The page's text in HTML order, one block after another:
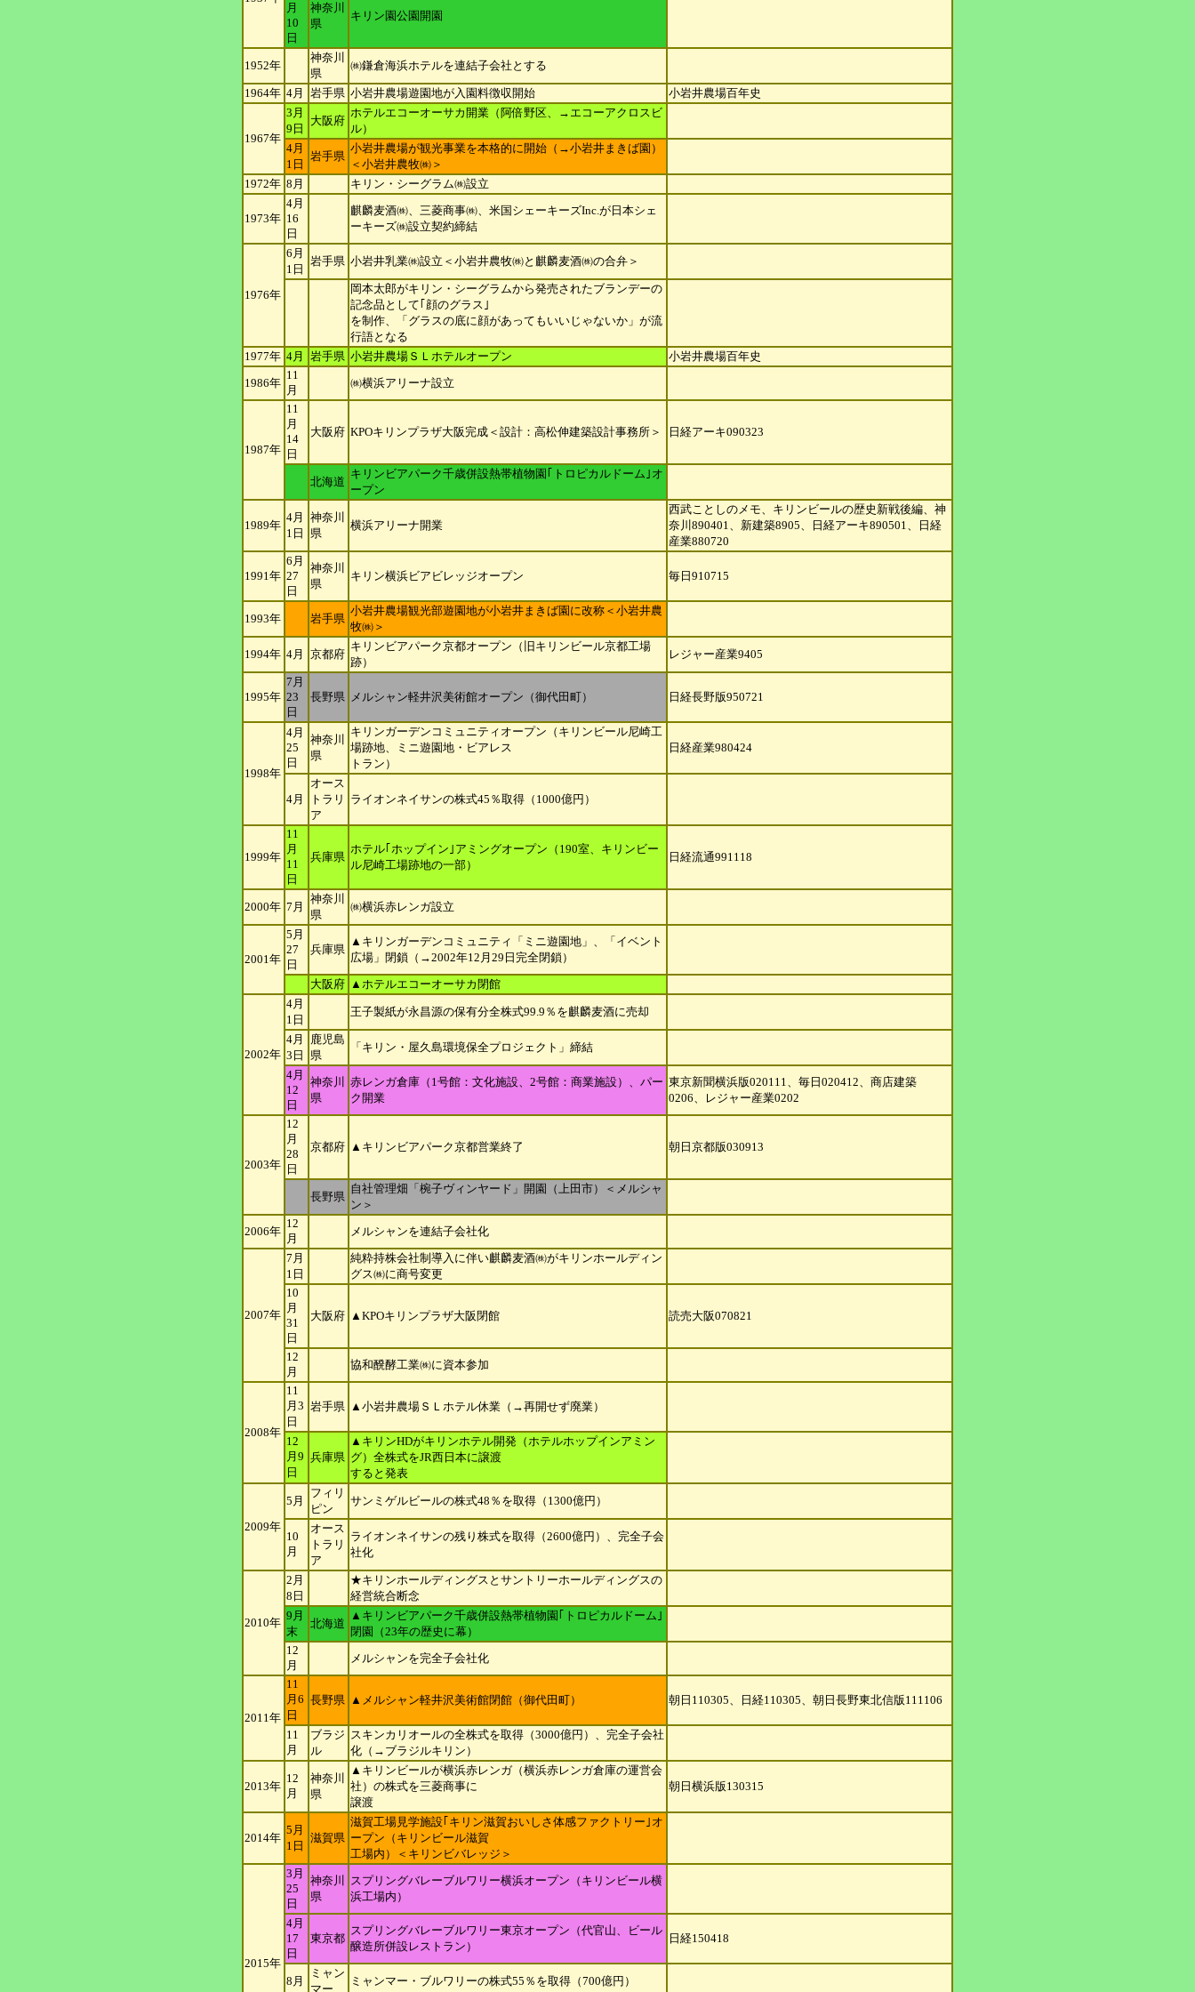
月
10
日
神奈川
県
キリン園公園開園
1952年
神奈川
県
㈱鎌倉海浜ホテルを連結子会社とする
1964年 4月 岩手県 小岩井農場遊園地が入園料徴収開始 小岩井農場百年史
1967年
3月
9日
大阪府
ホテルエコーオーサカ開業（阿倍野区、→エコーアクロスビ
ル）
4月
1日
岩手県
小岩井農場が観光事業を本格的に開始（→小岩井まきば園）
＜小岩井農牧㈱＞
1972年 8月 キリン・シーグラム㈱設立
1973年
4月
16
日
麒麟麦酒㈱、三菱商事㈱、米国シェーキーズInc.が日本シェ
ーキーズ㈱設立契約締結
1976年
6月
1日
岩手県 小岩井乳業㈱設立＜小岩井農牧㈱と麒麟麦酒㈱の合弁＞
岡本太郎がキリン・シーグラムから発売されたブランデーの
記念品として｢顔のグラス｣
を制作、「グラスの底に顔があってもいいじゃないか」が流
行語となる
1977年 4月 岩手県 小岩井農場ＳＬホテルオープン
小岩井農場百年史
1986年
11
月
㈱横浜アリーナ設立
1987年
11
月
14
日
大阪府 KPOキリンプラザ大阪完成＜設計：高松伸建築設計事務所＞ 日経アーキ090323
北海道
キリンビアパーク千歳併設熱帯植物園｢トロピカルドーム｣オ
ープン
1989年
4月
1日
神奈川
県
横浜アリーナ開業
西武ことしのメモ、キリンビールの歴史新戦後編、神
奈川 890401、新建築8905、日経アーキ890501、日経
産業880720
1991年
6月
27
日
神奈川
県
キリン横浜ビアビレッジオープン 毎日910715
1993年 岩手県
小岩井農場観光部遊園地が小岩井まきば園に改称＜小岩井農
牧㈱＞
1994年 4月 京都府
キリンビアパーク京都オープン（旧キリンビール京都工場
跡）
レジャー産業9405
1995年
7月
23
日
長野県 メルシャン軽井沢美術館オープン（御代田町） 日経長野版950721
1998年
4月
25
日
神奈川
県
キリンガーデンコミュニティオープン（キリンビール尼崎工
場跡地、ミニ遊園地・ビアレス
トラン）
日経産業980424
4月
オース
ト ラリ
ア
ライオンネイサンの株式45％取得（1000億円）
1999年
11
月
11
日
兵庫県
ホテル｢ホップイン｣アミングオープン（190室、キリンビー
ル尼崎工場跡地の一部）
日経流通991118
2000年 7月
神奈川
県
㈱横浜赤レンガ設立
2001年
5月
27
日
兵庫県
▲キリンガーデンコミュニティ「ミニ遊園地」、「イベント
広場」閉鎖（→2002年12月29日 完全閉鎖）
大阪府 ▲ホテルエコーオーサカ閉館
2002年
4月
1日
王子製紙が永昌源の保有分全株式99.9％を麒麟麦酒に売却
4月
3日
鹿児島
県
「キリン・屋久島環境保全プロジェクト」締結
4月
12
日
神奈川
県
赤レンガ倉庫（1号館：文化施設、2号館：商業施設）、パー
ク開業
東京新聞横浜版020111、毎 日020412、商店建築
0206、
レジャー産業0202
2003年
12
月
28
日
京都府 ▲キリンビアパーク京都営業終了 朝日京都版030913
長野県
自社管理畑「椀子ヴィンヤード」開園（上田市）＜メルシャ
ン＞
2006年
12
月
メルシャンを連結子会社化
2007年
7月
1日
純粋持株会社制導入に伴い麒麟麦酒㈱がキリンホールディン
グス㈱に商号変更
10
月
31
日
大阪府 ▲KPOキリンプラザ大阪閉館 読売大阪070821
12
月
協和醗酵工業㈱に資本参加
2008年
11
月3
日
岩手県 ▲小岩井農場ＳＬホテル休業（→再開せず廃業）
12
月9
日
兵庫県
▲キリンHDがキリンホテル開発（ホテルホップインアミン
グ）全株式をJR西日本に譲渡
すると発表
2009年
5月
フィリ
ピン
サンミゲルビールの株式48％を取得（1300億円）
10
月
オース
ト ラリ
ア
ライオンネイサンの残り株式を取得（2600億円）、完全子会
社化
2010年
2月
8日
★キリンホールディングスとサントリーホールディングスの
経営統合断念
9月
末
北海道
▲キリンビアパーク千歳併設熱帯植物園｢トロピカルドーム｣
閉園（23年の歴史に幕）
12
月
メルシャンを完全子会社化
2011年
11
月6
日
長野県 ▲メルシャン軽井沢美術館閉館（御代田町） 朝日110305、日経110305、 朝日長野東北信版111106
11
月
ブラジ
ル
スキンカリオールの全株式を取得（3000億円）、完全子会社
化（→ブラジルキリン）
2013年
12
月
神奈川
県
▲キリンビールが横浜赤レンガ（横浜赤レンガ倉庫の運営会
社）の株式を三菱商事に
譲渡
朝日横浜版130315
2014年
5月
1日
滋賀県
滋賀工場見学施設｢キリン滋賀おいしさ体感ファクトリー｣オ
ープン（キリンビール滋賀
工場内）＜キリンビバレッジ＞
2015年
3月
25
日
神奈川
県
スプリングバレーブルワリー横浜オープン（キリンビール横
浜工場内）
4月
17
日
東京都
スプリングバレーブルワリー東京オープン（代官山、ビール
醸造所併設レストラン）
日経150418
8月
ミャン
マー
ミャンマー・ブルワリーの株式55％を取得（700億円）